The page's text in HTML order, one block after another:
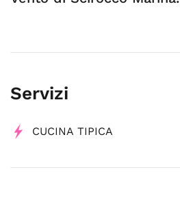
Servizi
CUCINA TIPICA